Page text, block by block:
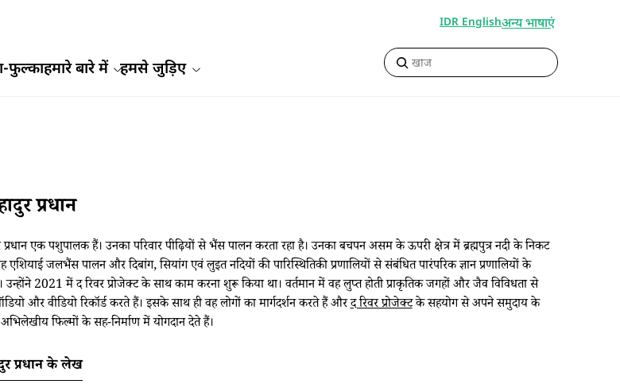
फुल्काहमारे बारे में हमसे जुड़िए
IDR Englishअन्य भाषाएं
प्रधान
प्रधान एक पशुपालक हैं। उनका परिवार पीढ़ियों से भैंस पालन करता रहा है। उनका बचपन असम के ऊपरी क्षेत्र में ब्रह्मपुत्र नदी के निकट
एशियाई जलभैंस पालन और दिबांग, सियांग एवं लुइत नदियों की पारिस्थितिकी प्रणालियों से संबंधित पारंपरिक ज्ञान प्रणालियों के
उन्होंने 2021 में द रिवर प्रोजेक्ट के साथ काम करना शुरू किया था। वर्तमान में वह लुप्त होती प्राकृतिक जगहों और जैव विविधता से
और वीडियो रिकॉर्ड करते हैं। इसके साथ ही वह लोगों का मार्गदर्शन करते हैं औरद रिवर प्रोजेक्टके सहयोग से अपने समुदाय के
फिल्मों के सह-निर्माण में योगदान देते हैं।
प्रधान के लेख